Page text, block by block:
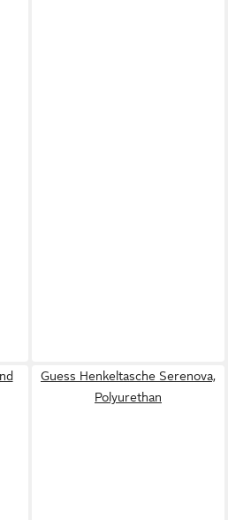
Guess Henkeltasche Serenova,
Polyurethan